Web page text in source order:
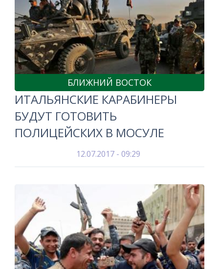
БЛИЖНИЙ ВОСТОК
ИТАЛЬЯНСКИЕ КАРАБИНЕРЫ
БУДУТ ГОТОВИТЬ
ПОЛИЦЕЙСКИХ В МОСУЛЕ
12.07.2017 - 09:29